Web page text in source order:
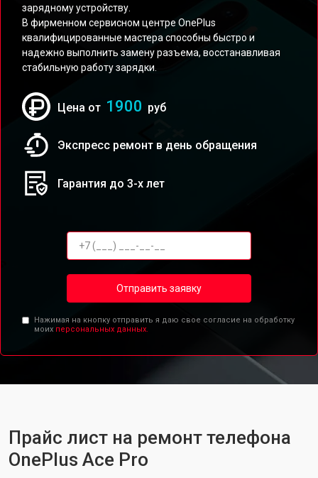
зарядному устройству.
В фирменном сервисном центре OnePlus
квалифицированные мастера способны быстро и
надежно выполнить замену разъема, восстанавливая
стабильную работу зарядки.
Цена от 1900 руб
Экспресс ремонт в день обращения
Гарантия до 3-х лет
Отправить заявку
Нажимая на кнопку отправить я даю свое согласие на обработку
моих персональных данных.
Прайс лист на ремонт телефона
OnePlus Ace Pro